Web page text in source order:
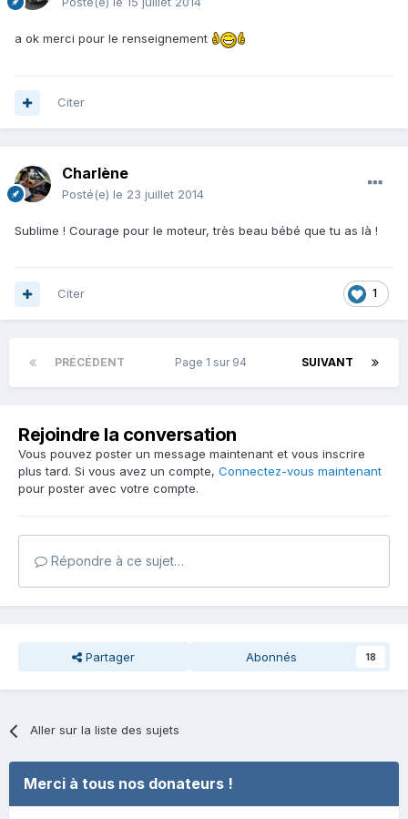
a ok merci pour le renseignement
Citer
Charlène
Posté(e) le 23 juillet 2014
Sublime ! Courage pour le moteur, très beau bébé que tu as là !
1
Citer
PRÉCÉDENT SUIVANT
Page 1 sur 94
Rejoindre la conversation
Vous pouvez poster un message maintenant et vous inscrire
plus tard. Si vous avez un compte, Connectez-vous maintenant
pour poster avec votre compte.
Répondre à ce sujet…
Partager Abonnés 18
Aller sur la liste des sujets
Merci à tous nos donateurs !